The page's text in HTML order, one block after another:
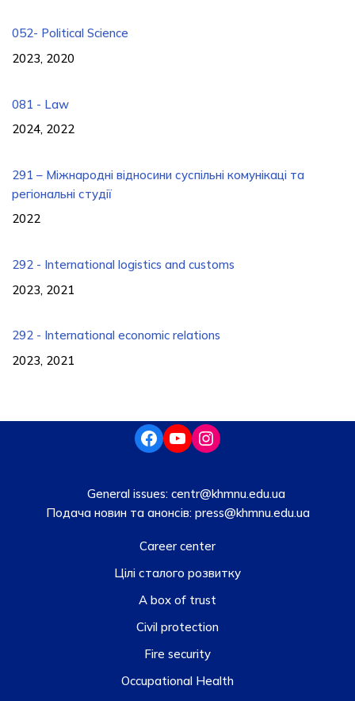
052- Political Science
2023, 2020
081 - Law
2024, 2022
291 – Міжнародні відносини суспільні комунікаці та
регіональні студії
2022
292 - International logistics and customs
2023, 2021
292 - International economic relations
2023, 2021
General issues: centr@khmnu.edu.ua
Подача новин та анонсів:press@khmnu.edu.ua
Career center
Цілі сталого розвитку
A box of trust
Civil protection
Fire security
Occupational Health